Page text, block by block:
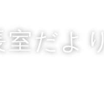
室だより